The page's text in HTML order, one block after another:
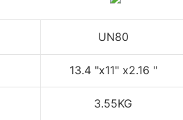
UN80
13.4 "x11" x2.16 "
3.55KG